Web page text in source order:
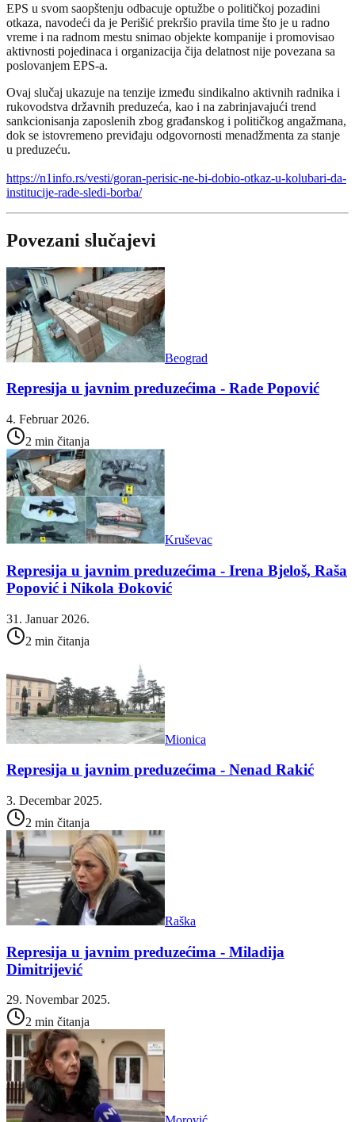
EPS u svom saopštenju odbacuje optužbe o političkoj pozadini
otkaza, navodeći da je Perišić prekršio pravila time što je u radno
vreme i na radnom mestu snimao objekte kompanije i promovisao
aktivnosti pojedinaca i organizacija čija delatnost nije povezana sa
poslovanjem EPS-a.
Ovaj slučaj ukazuje na tenzije između sindikalno aktivnih radnika i
rukovodstva državnih preduzeća, kao i na zabrinjavajući trend
sankcionisanja zaposlenih zbog građanskog i političkog angažmana,
dok se istovremeno previđaju odgovornosti menadžmenta za stanje
u preduzeću.
https://n1info.rs/vesti/goran-perisic-ne-bi-dobio-otkaz-u-kolubari-da-
institucije-rade-sledi-borba/
Povezani slučajevi
Beograd
Represija u javnim preduzećima - Rade Popović
4. Februar 2026.
2 min čitanja
Kruševac
Represija u javnim preduzećima - Irena Bjeloš, Raša
Popović i Nikola Đoković
31. Januar 2026.
2 min čitanja
Mionica
Represija u javnim preduzećima - Nenad Rakić
3. Decembar 2025.
2 min čitanja
Raška
Represija u javnim preduzećima - Miladija
Dimitrijević
29. Novembar 2025.
2 min čitanja